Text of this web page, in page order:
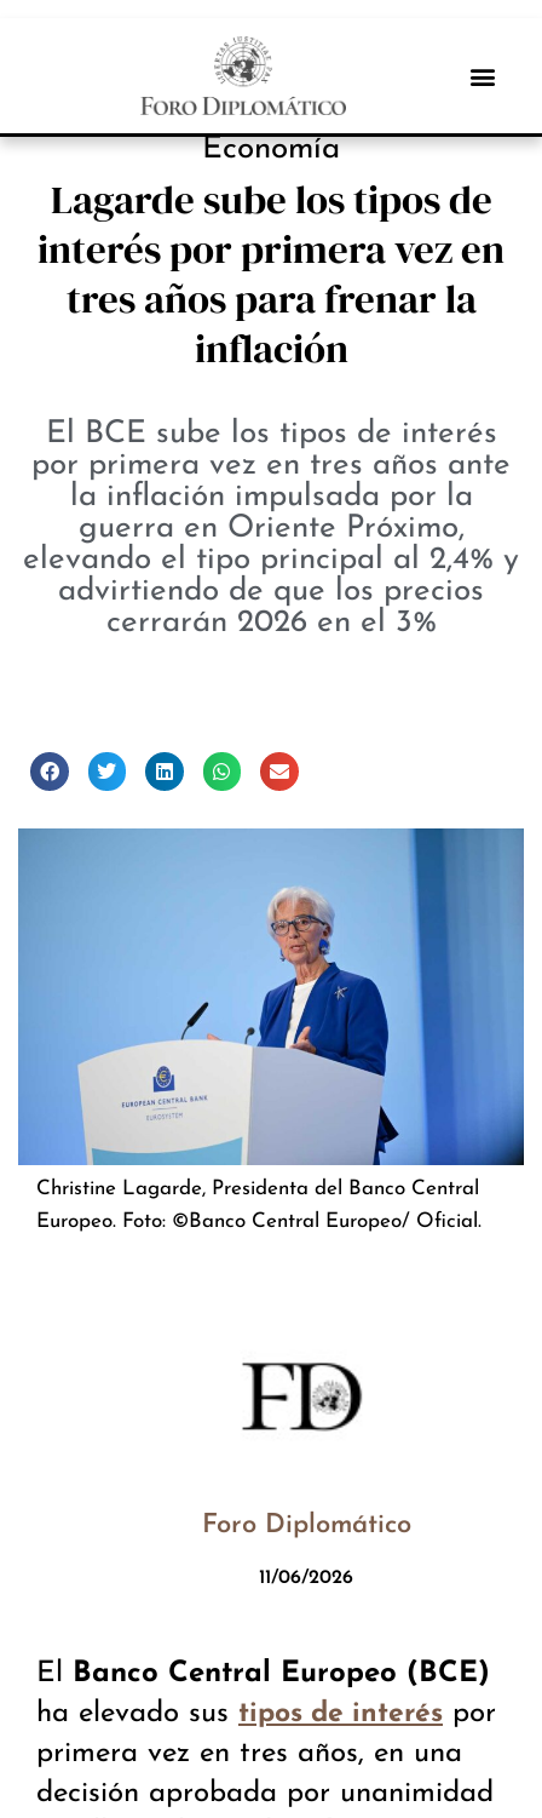
PROTAGONISTAS
Economía
Lagarde sube los tipos de
interés por primera vez en
tres años para frenar la
inflación
El BCE sube los tipos de interés
por primera vez en tres años ante
la inflación impulsada por la
guerra en Oriente Próximo,
elevando el tipo principal al 2,4% y
advirtiendo de que los precios
cerrarán 2026 en el 3%
Christine Lagarde, Presidenta del Banco Central
Europeo. Foto: ©Banco Central Europeo/ Oficial.
Foro Diplomático
11/06/2026
El Banco Central Europeo (BCE)
ha elevado sus tipos de interés por
primera vez en tres años, en una
decisión aprobada por unanimidad